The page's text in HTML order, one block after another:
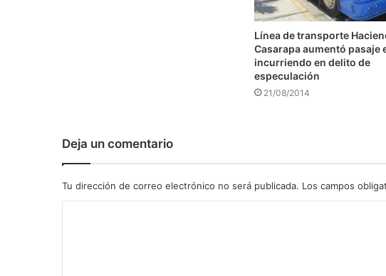
Línea de transporte
Casarapa aumentó pasaje
incurriendo en delito de
especulación
21/08/2014
Deja un comentario
Tu dirección de correo electrónico no será publicada. Los campos